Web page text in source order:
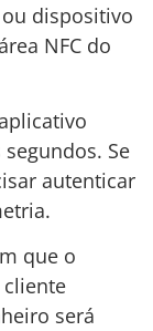
dispositivo
NFC do
Se
autenticar
que o
será